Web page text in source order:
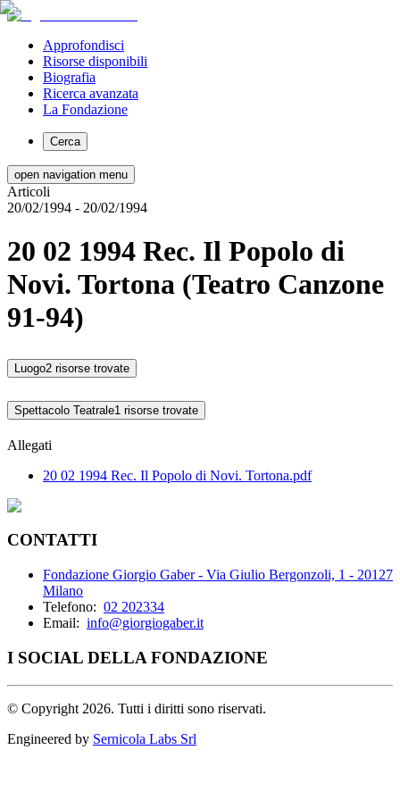
Approfondisci
Risorse disponibili
Biografia
Ricerca avanzata
La Fondazione
Cerca
open navigation menu
Articoli
20/02/1994 - 20/02/1994
20 02 1994 Rec. Il Popolo di
Novi. Tortona (Teatro Canzone
91-94)
Luogo2 risorse trovate
Spettacolo Teatrale1 risorse trovate
Allegati
20 02 1994 Rec. Il Popolo di Novi. Tortona.pdf
CONTATTI
Fondazione Giorgio Gaber - Via Giulio Bergonzoli, 1 - 20127
Milano
Telefono: 02 202334
Email: info@giorgiogaber.it
I SOCIAL DELLA FONDAZIONE
© Copyright 2026. Tutti i diritti sono riservati.
Engineered by Sernicola Labs Srl